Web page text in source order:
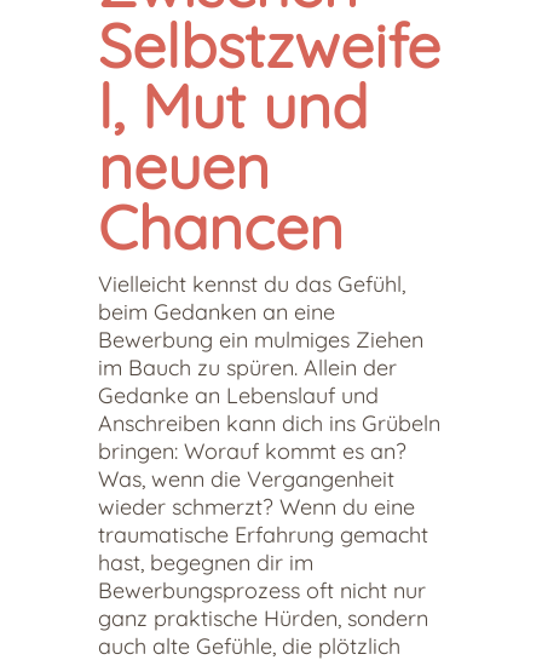
Selbstzweife
l, Mut und
neuen
Chancen
Vielleicht kennst du das Gefühl,
beim Gedanken an eine
Bewerbung ein mulmiges Ziehen
im Bauch zu spüren. Allein der
Gedanke an Lebenslauf und
Anschreiben kann dich ins Grübeln
bringen: Worauf kommt es an?
Was, wenn die Vergangenheit
wieder schmerzt? Wenn du eine
traumatische Erfahrung gemacht
hast, begegnen dir im
Bewerbungsprozess oft nicht nur
ganz praktische Hürden, sondern
auch alte Gefühle, die plötzlich